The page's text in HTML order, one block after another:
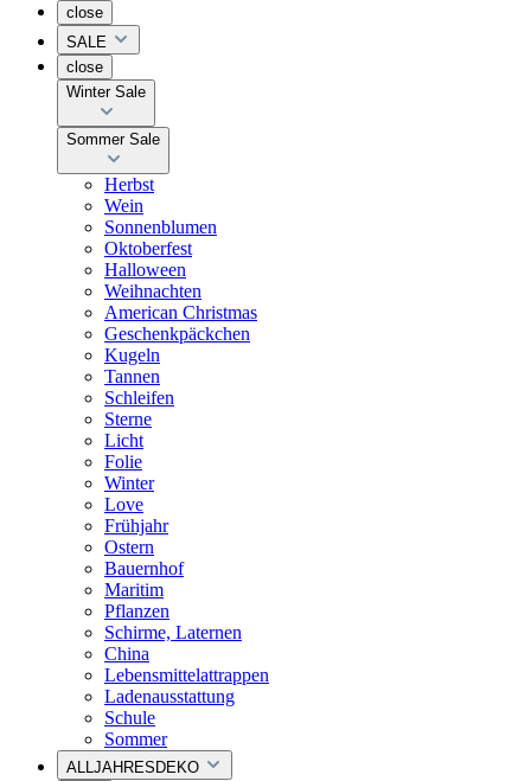
close
SALE
close
Winter Sale
Sommer Sale
Herbst
Wein
Sonnenblumen
Oktoberfest
Halloween
Weihnachten
American Christmas
Geschenkpäckchen
Kugeln
Tannen
Schleifen
Sterne
Licht
Folie
Winter
Love
Frühjahr
Ostern
Bauernhof
Maritim
Pflanzen
Schirme, Laternen
China
Lebensmittelattrappen
Ladenausstattung
Schule
Sommer
ALLJAHRESDEKO